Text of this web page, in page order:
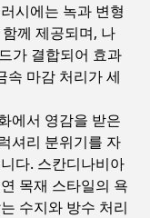
시에는 녹과 변형
께 제공되며, 나
가 결합되어 효과
속 마감 처리가 세
에서 영감을 받은
셔리 분위기를 자
다. 스칸디나비아
목재 스타일의 욕
수지와 방수 처리